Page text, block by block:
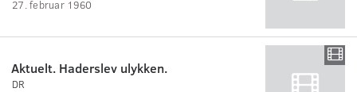
27. februar 1960
Aktuelt. Haderslev ulykken.
DR